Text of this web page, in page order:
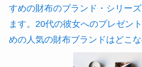
すめの財布のブランド・シリー
ます。20代の彼女へのプレゼン
めの人気の財布ブランドはどこ